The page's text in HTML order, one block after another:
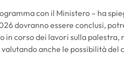
con il Ministero – ha
dovranno essere conclusi,
in corso dei lavori sulla
anche le possibilità del